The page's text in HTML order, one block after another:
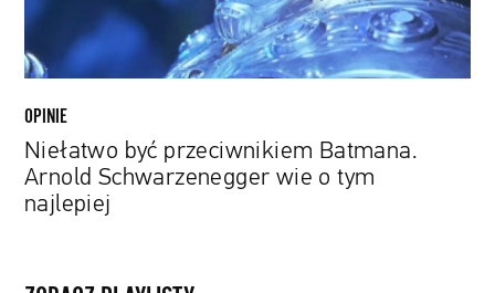
tym
najlepiej
OPINIE
Niełatwo być przeciwnikiem Batmana.
Arnold Schwarzenegger wie o tym
najlepiej